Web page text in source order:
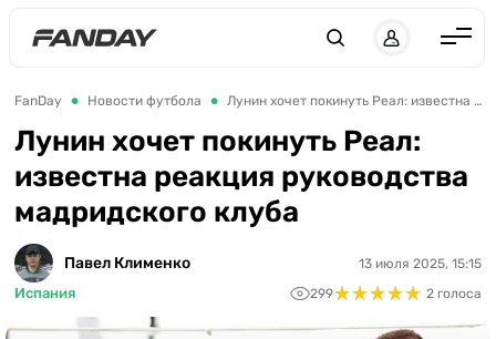
Испания
Германия
Италия
Украина
FanDay Новости футбола Лунин хочет покинуть Реал: известна реакция руководства мадридского клуба
Лунин хочет покинуть Реал:
известна реакция руководства
мадридского клуба
Павел Клименко
Испания
13 июля 2025, 15:15
299★★★★★
★★★★★ 2 голоса